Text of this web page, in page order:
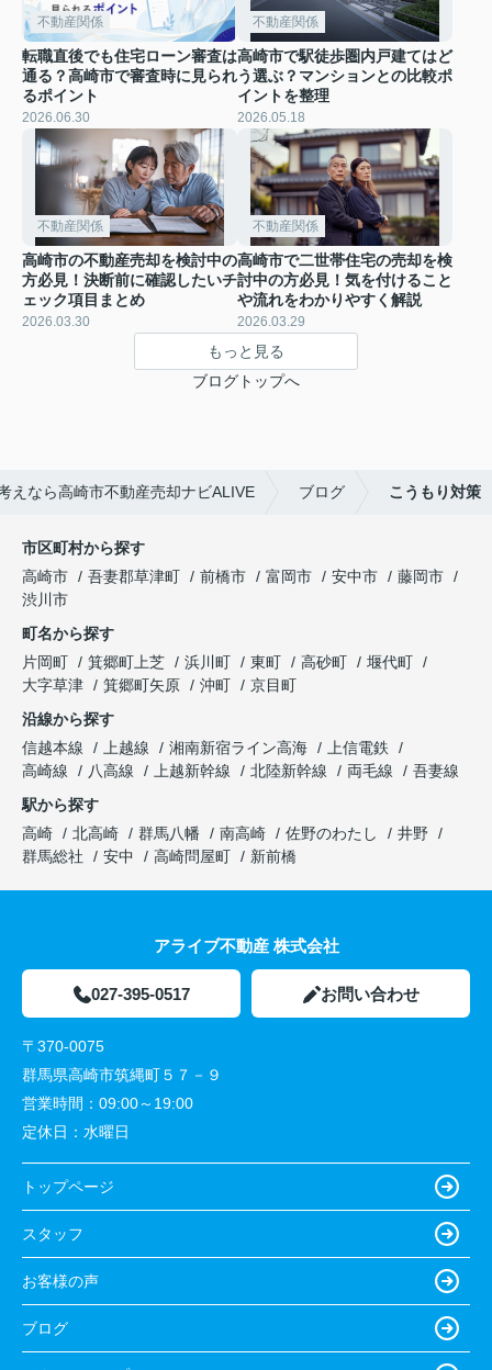
不動産関係
転職直後でも住宅ローン審査は
通る？高崎市で審査時に見られ
るポイント
2026.06.30
不動産関係
高崎市で駅徒歩圏内戸建てはど
う選ぶ？マンションとの比較ポ
イントを整理
2026.05.18
不動産関係
高崎市の不動産売却を検討中の
方必見！決断前に確認したいチ
ェック項目まとめ
2026.03.30
不動産関係
高崎市で二世帯住宅の売却を検
討中の方必見！気を付けること
や流れをわかりやすく解説
2026.03.29
もっと見る
ブログトップへ
えなら高崎市不動産売却ナビALIVE ブログ こうもり対策
市区町村から探す
高崎市
吾妻郡草津町 前橋市 富岡市 安中市
藤岡市
渋川市
町名から探す
片岡町
箕郷町上芝 浜川町 東町 高砂町
堰代町
大字草津
箕郷町矢原 沖町
京目町
沿線から探す
信越本線
上越線 湘南新宿ライン高海
上信電鉄
高崎線
八高線 上越新幹線 北陸新幹線 両毛線
吾妻線
駅から探す
高崎
北高崎 群馬八幡 南高崎 佐野のわたし
井野
群馬総社
安中 高崎問屋町 新前橋
アライブ不動産 株式会社
027-395-0517 お問い合わせ
〒370-0075
群馬県高崎市筑縄町５７－９
営業時間： 09:00～19:00
定休日： 水曜日
トップページ
スタッフ
お客様の声
ブログ